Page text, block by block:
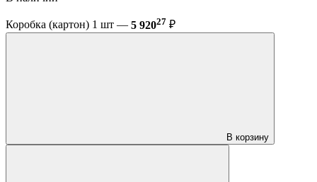
Коробка (картон) 1 шт — 5 92027 ₽
В корзину